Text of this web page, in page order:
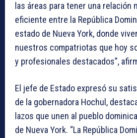
las áreas para tener una relación
eficiente entre la República
estado de Nueva York, donde
nuestros compatriotas que hoy
y profesionales destacados”,
El jefe de Estado expresó su
de la gobernadora Hochul,
lazos que unen al pueblo
de Nueva York. “La República